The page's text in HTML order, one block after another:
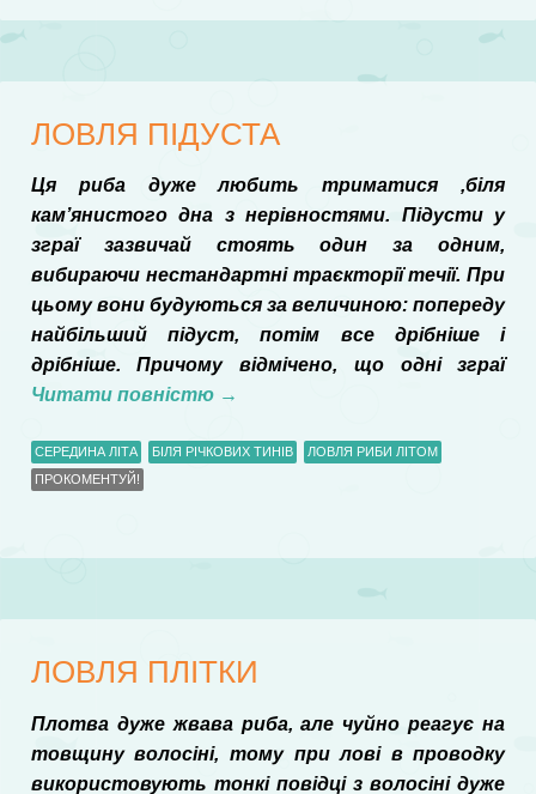
ЛОВЛЯ ПІДУСТА
Ця риба дуже любить триматися ,біля
кам’янистого дна з нерівностями. Підусти у
зграї зазвичай стоять один за одним,
вибираючи нестандартні траєкторії течії. При
цьому вони будуються за величиною: попереду
найбільший підуст, потім все дрібніше і
дрібніше. Причому відмічено, що одні зграї
Читати повністю →
СЕРЕДИНА ЛІТА БІЛЯ РІЧКОВИХ ТИНІВ
ЛОВЛЯ РИБИ ЛІТОМ
ПРОКОМЕНТУЙ!
ЛОВЛЯ ПЛІТКИ
Плотва дуже жвава риба, але чуйно реагує на
товщину волосіні, тому при лові в проводку
використовують тонкі повідці з волосіні дуже